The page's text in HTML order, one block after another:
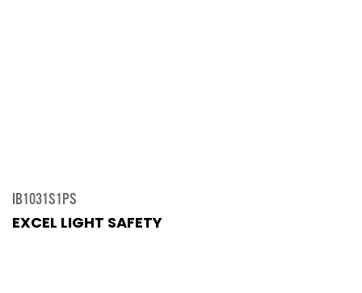
IB1031S1PS
EXCEL LIGHT SAFETY